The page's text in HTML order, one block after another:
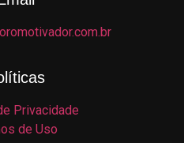
Privacidade
de Uso